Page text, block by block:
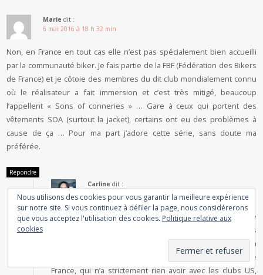
Marie dit :
6 mai 2016 à 18 h 32 min
Non, en France en tout cas elle n’est pas spécialement bien accueilli
par la communauté biker. Je fais partie de la FBF (Fédération des Bikers
de France) et je côtoie des membres du dit club mondialement connu
où le réalisateur a fait immersion et c’est très mitigé, beaucoup
l’appellent « Sons of conneries » … Gare à ceux qui portent des
vêtements SOA (surtout la jacket), certains ont eu des problèmes à
cause de ça … Pour ma part j’adore cette série, sans doute ma
préférée.
Répondre
Carline dit :
6 mai 2016 à 19 h 43 min
Déjà, bien le bonjour Marie, quand même! Je suis ravie
que sur 900 mots vous en ayez retenu 10, c’est déjà pas
mal ! Dans cette fameuse mini phrase, je parle de la
et non de notre petite
France, qui n’a strictement rien avoir avec les clubs US,
Nous utilisons des cookies pour vous garantir la meilleure expérience
sur notre site. Si vous continuez à défiler la page, nous considérerons
que vous acceptez l'utilisation des cookies. Politique relative aux
cookies